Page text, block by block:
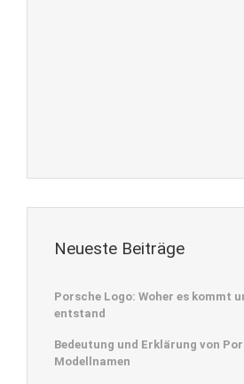
Neueste Beiträge
Porsche Logo: Woher es kommt
entstand
Bedeutung und Erklärung von
Modellnamen